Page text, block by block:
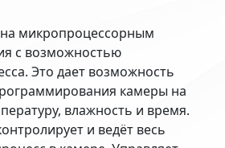
микропроцессорным
с возможностью
Это дает возможность
камеры на
влажность и время.
и ведёт весь